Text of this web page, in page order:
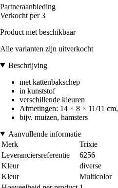
Partneraanbieding
Verkocht per 3
Product niet beschikbaar
Alle varianten zijn uitverkocht
Beschrijving
met kattenbakschep
in kunststof
verschillende kleuren
Afmetingen: 14 × 8 × 11/11 cm,
bijv. muizen, hamsters
Aanvullende informatie
Merk
Trixie
Leveranciersreferentie
6256
Kleur
diverse
Kleur
Multicolor